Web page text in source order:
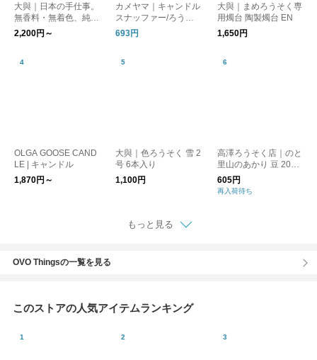
大與｜日本の手仕事。
無香料・無着色、純植
物性の お米のブロッ
クキャンドル kurashis
2,200円～
カメヤマ｜キャンドル
スナッファー/ろうそ
く消し
693円
大與｜まめろうそく専
用燭台 陶製燭台 EN
1,650円
OLGA GOOSE CAND
LE | キャンドル
1,870円～
大與｜色ろうそく 雪 2
号 6本入り
1,100円
高澤ろうそく店｜のと
里山のあかり 豆 20本
入り
605円
再入荷待ち
もっと見る
OVO Thingsの一覧を見る
このストアの人気アイテムランキング